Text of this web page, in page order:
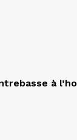
à